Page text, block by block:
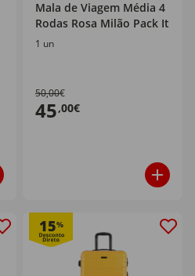
Mala de Viagem Média 4
Rodas Rosa Milão Pack It
1 un
50,00€
45,00€
15%